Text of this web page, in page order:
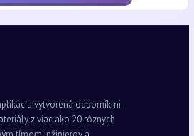
vytvorená odborníkmi.
z viac ako 20 rôznych